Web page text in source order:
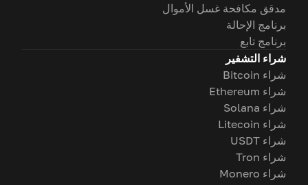
مدقق مكافحة غسل الأموال
برنامج الإحالة
برنامج تابع
شراء التشفير
شراء Bitcoin
شراء Ethereum
شراء Solana
شراء Litecoin
شراء USDT
شراء Tron
شراء Monero